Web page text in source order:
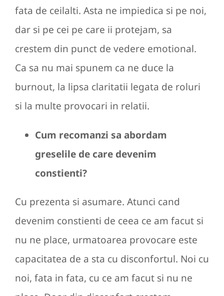
fata de ceilalti. Asta ne impiedica si pe noi,
dar si pe cei pe care ii protejam, sa
crestem din punct de vedere emotional.
Ca sa nu mai spunem ca ne duce la
burnout, la lipsa claritatii legata de roluri
si la multe provocari in relatii.
Cum recomanzi sa abordam
greselile de care devenim
constienti?
Cu prezenta si asumare. Atunci cand
devenim constienti de ceea ce am facut si
nu ne place, urmatoarea provocare este
capacitatea de a sta cu disconfortul. Noi cu
noi, fata in fata, cu ce am facut si nu ne